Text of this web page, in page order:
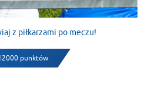
z piłkarzami po meczu!
punktów